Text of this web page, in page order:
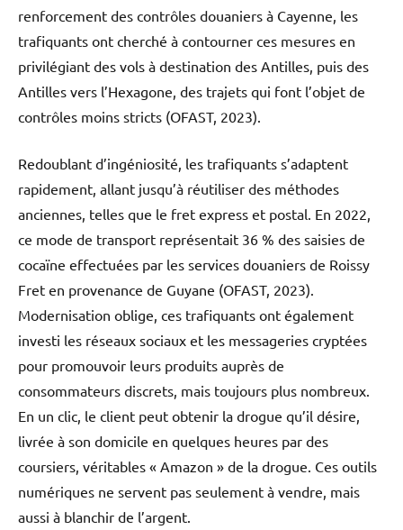
renforcement des contrôles douaniers à Cayenne, les
trafiquants ont cherché à contourner ces mesures en
privilégiant des vols à destination des Antilles, puis des
Antilles vers l’Hexagone, des trajets qui font l’objet de
contrôles moins stricts (OFAST, 2023).
Redoublant d’ingéniosité, les trafiquants s’adaptent
rapidement, allant jusqu’à réutiliser des méthodes
anciennes, telles que le fret express et postal. En 2022,
ce mode de transport représentait 36 % des saisies de
cocaïne effectuées par les services douaniers de Roissy
Fret en provenance de Guyane (OFAST, 2023).
Modernisation oblige, ces trafiquants ont également
investi les réseaux sociaux et les messageries cryptées
pour promouvoir leurs produits auprès de
consommateurs discrets, mais toujours plus nombreux.
En un clic, le client peut obtenir la drogue qu’il désire,
livrée à son domicile en quelques heures par des
coursiers, véritables « Amazon » de la drogue. Ces outils
numériques ne servent pas seulement à vendre, mais
aussi à blanchir de l’argent.